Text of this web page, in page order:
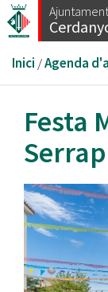
Vés
al
Esteu
aquí
Inici /Agenda
Festa